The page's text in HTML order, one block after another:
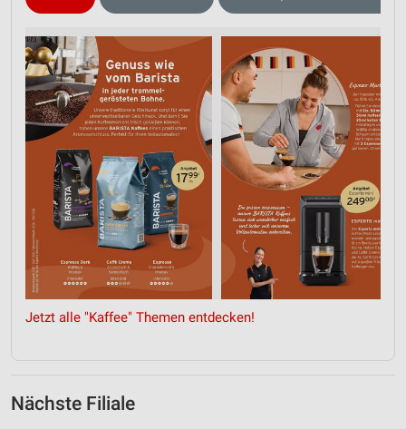
Jetzt alle "Kaffee" Themen entdecken!
Nächste Filiale
Geräte anhand von aktiv angeforderten
Informationen identifizieren
Nicht-IAB-Verarbeitungszwecke:
Notwendig
Performance
Funktional
Werbung